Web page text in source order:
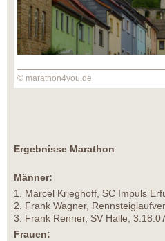
© marathon4you.de
Ergebnisse Marathon
Männer:
1. Marcel Krieghoff, SC Impuls
2. Frank Wagner,
3. Frank Renner, SV Halle, 3.18.07
Frauen: